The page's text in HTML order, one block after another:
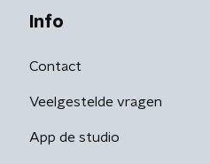
Info
Contact
Veelgestelde vragen
App de studio